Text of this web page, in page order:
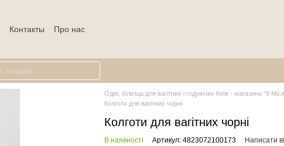
Контакты Про нас
Одяг, білизца для вагітних і годуючих Київ - магазини "9
Колготи для вагітних чорні
Колготи для вагітних чорні
В наявності Артикул: 4823072100173 Написати